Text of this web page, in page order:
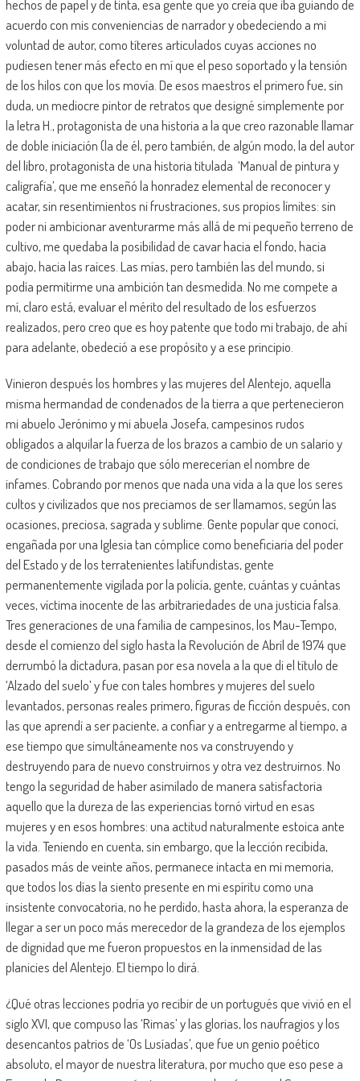
hechos de papel y de tinta, esa gente que yo creía que iba guiando de
acuerdo con mis conveniencias de narrador y obedeciendo a mi
voluntad de autor, como títeres articulados cuyas acciones no
pudiesen tener más efecto en mí que el peso soportado y la tensión
de los hilos con que los movía. De esos maestros el primero fue, sin
duda, un mediocre pintor de retratos que designé simplemente por
la letra H., protagonista de una historia a la que creo razonable llamar
de doble iniciación (la de él, pero también, de algún modo, la del autor
del libro, protagonista de una historia titulada ‘Manual de pintura y
caligrafía’, que me enseñó la honradez elemental de reconocer y
acatar, sin resentimientos ni frustraciones, sus propios límites: sin
poder ni ambicionar aventurarme más allá de mi pequeño terreno de
cultivo, me quedaba la posibilidad de cavar hacia el fondo, hacia
abajo, hacia las raíces. Las mías, pero también las del mundo, si
podía permitirme una ambición tan desmedida. No me compete a
mí, claro está, evaluar el mérito del resultado de los esfuerzos
realizados, pero creo que es hoy patente que todo mi trabajo, de ahí
para adelante, obedeció a ese propósito y a ese principio.
Vinieron después los hombres y las mujeres del Alentejo, aquella
misma hermandad de condenados de la tierra a que pertenecieron
mi abuelo Jerónimo y mi abuela Josefa, campesinos rudos
obligados a alquilar la fuerza de los brazos a cambio de un salario y
de condiciones de trabajo que sólo merecerían el nombre de
infames. Cobrando por menos que nada una vida a la que los seres
cultos y civilizados que nos preciamos de ser llamamos, según las
ocasiones, preciosa, sagrada y sublime. Gente popular que conocí,
engañada por una Iglesia tan cómplice como beneficiaria del poder
del Estado y de los terratenientes latifundistas, gente
permanentemente vigilada por la policía, gente, cuántas y cuántas
veces, víctima inocente de las arbitrariedades de una justicia falsa.
Tres generaciones de una familia de campesinos, los Mau-Tempo,
desde el comienzo del siglo hasta la Revolución de Abril de 1974 que
derrumbó la dictadura, pasan por esa novela a la que di el título de
‘Alzado del suelo’ y fue con tales hombres y mujeres del suelo
levantados, personas reales primero, figuras de ficción después, con
las que aprendí a ser paciente, a confiar y a entregarme al tiempo, a
ese tiempo que simultáneamente nos va construyendo y
destruyendo para de nuevo construirnos y otra vez destruirnos. No
tengo la seguridad de haber asimilado de manera satisfactoria
aquello que la dureza de las experiencias tornó virtud en esas
mujeres y en esos hombres: una actitud naturalmente estoica ante
la vida. Teniendo en cuenta, sin embargo, que la lección recibida,
pasados más de veinte años, permanece intacta en mi memoria,
que todos los días la siento presente en mi espíritu como una
insistente convocatoria, no he perdido, hasta ahora, la esperanza de
llegar a ser un poco más merecedor de la grandeza de los ejemplos
de dignidad que me fueron propuestos en la inmensidad de las
planicies del Alentejo. El tiempo lo dirá.
¿Qué otras lecciones podría yo recibir de un portugués que vivió en el
siglo XVI, que compuso las ‘Rimas’ y las glorias, los naufragios y los
desencantos patrios de ‘Os Lusíadas’, que fue un genio poético
absoluto, el mayor de nuestra literatura, por mucho que eso pese a